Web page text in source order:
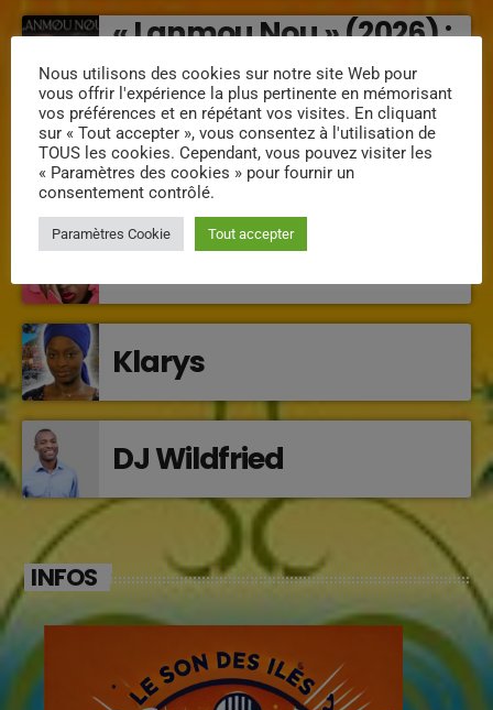
« Lanmou Nou » (2026) :
la rencontre vibrante
entre Victor O et
Jocelyne Béroard
INTERVENANTS
Mimi la douce
Klarys
DJ Wildfried
INFOS
Nous utilisons des cookies sur notre site Web pour
vous offrir l'expérience la plus pertinente en mémorisant
vos préférences et en répétant vos visites. En cliquant
sur « Tout accepter », vous consentez à l'utilisation de
TOUS les cookies. Cependant, vous pouvez visiter les
« Paramètres des cookies » pour fournir un
consentement contrôlé.
Paramètres Cookie Tout accepter